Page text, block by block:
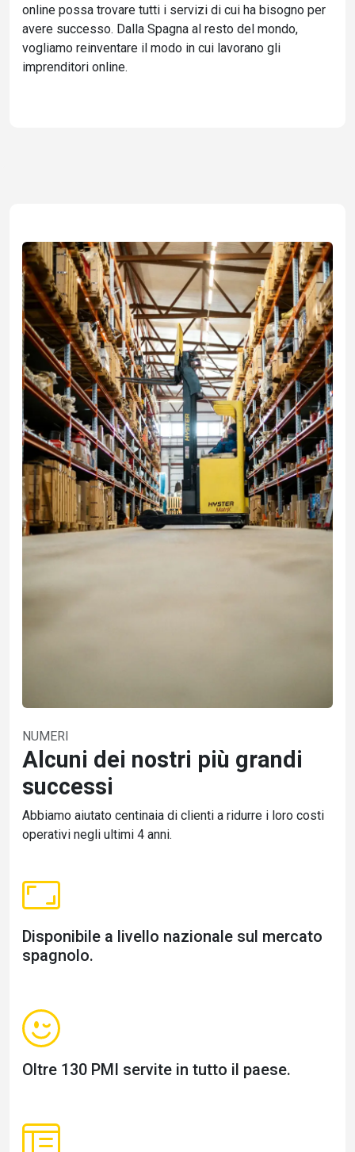
online possa trovare tutti i servizi di cui ha bisogno per
avere successo. Dalla Spagna al resto del mondo,
vogliamo reinventare il modo in cui lavorano gli
imprenditori online.
NUMERI
Alcuni dei nostri più grandi
successi
Abbiamo aiutato centinaia di clienti a ridurre i loro costi
operativi negli ultimi 4 anni.
Disponibile a livello nazionale sul mercato
spagnolo.
Oltre 130 PMI servite in tutto il paese.